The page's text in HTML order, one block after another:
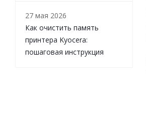
27 мая 2026
Как очистить память
принтера Kyocera:
пошаговая инструкция